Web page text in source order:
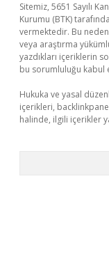
Sitemiz, 5651 Sayılı
Kurumu (BTK)
vermektedir. Bu
veya araştırma
yazdıkları içeriklerin
bu sorumluluğu kabul
Hukuka ve yasal
içerikleri,
halinde, ilgili içerikler